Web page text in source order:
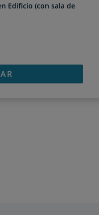
Edificio (con sala de